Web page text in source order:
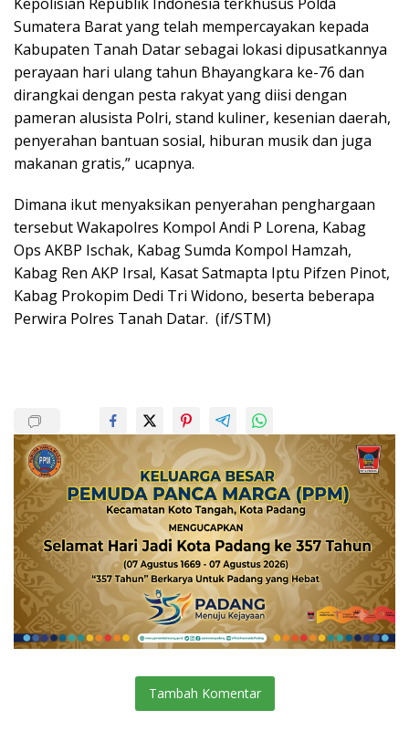
Sumatera Barat yang telah mempercayakan kepada
Kabupaten Tanah Datar sebagai lokasi dipusatkannya
perayaan hari ulang tahun Bhayangkara ke-76 dan
dirangkai dengan pesta rakyat yang diisi dengan
pameran alusista Polri, stand kuliner, kesenian daerah,
penyerahan bantuan sosial, hiburan musik dan juga
makanan gratis,” ucapnya.
Dimana ikut menyaksikan penyerahan penghargaan
tersebut Wakapolres Kompol Andi P Lorena, Kabag
Ops AKBP Ischak, Kabag Sumda Kompol Hamzah,
Kabag Ren AKP Irsal, Kasat Satmapta Iptu Pifzen Pinot,
Kabag Prokopim Dedi Tri Widono, beserta beberapa
Perwira Polres Tanah Datar. (if/STM)
Tambah Komentar